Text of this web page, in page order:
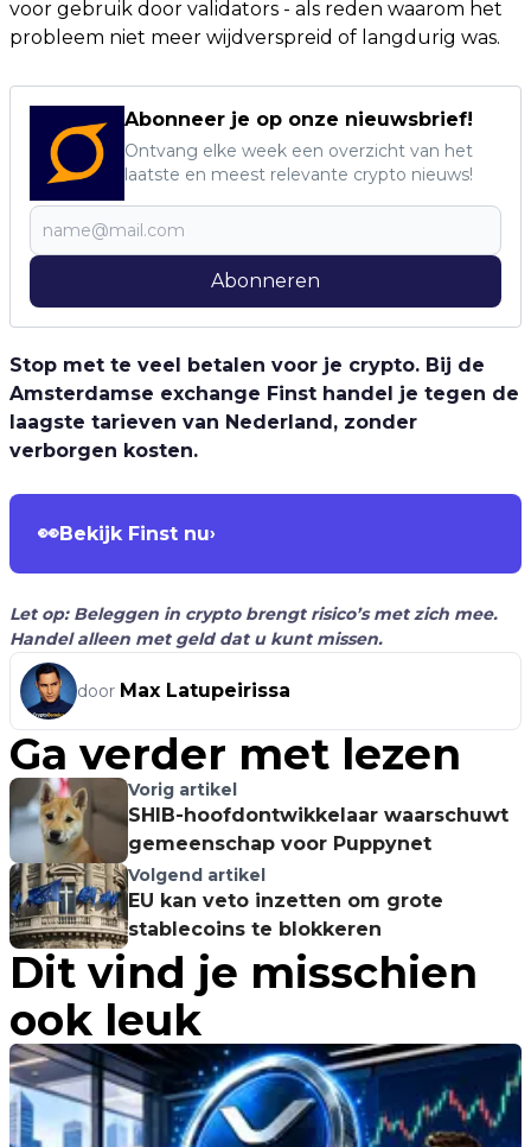
voor gebruik door validators - als reden waarom het
probleem niet meer wijdverspreid of langdurig was.
Abonneer je op onze nieuwsbrief!
Ontvang elke week een overzicht van het
laatste en meest relevante crypto nieuws!
Abonneren
Stop met te veel betalen voor je crypto. Bij de
Amsterdamse exchange Finst handel je tegen de
laagste tarieven van Nederland, zonder
verborgen kosten.
👀Bekijk Finst nu›
Let op: Beleggen in crypto brengt risico’s met zich mee.
Handel alleen met geld dat u kunt missen.
door Max Latupeirissa
Ga verder met lezen
Vorig artikel
SHIB-hoofdontwikkelaar waarschuwt
gemeenschap voor Puppynet
Volgend artikel
EU kan veto inzetten om grote
stablecoins te blokkeren
Dit vind je misschien
ook leuk